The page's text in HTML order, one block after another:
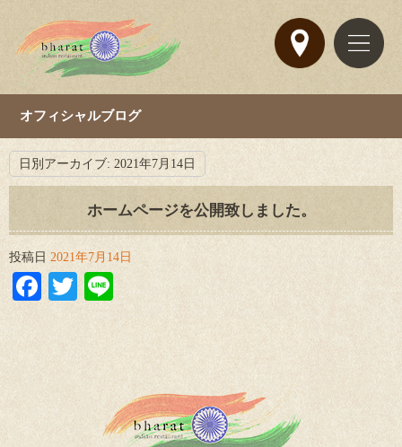
オフィシャルブログ
日別アーカイブ: 2021年7月14日
ホームページを公開致しました。
投稿日 2021年7月14日
Facebook
Twitter
Line